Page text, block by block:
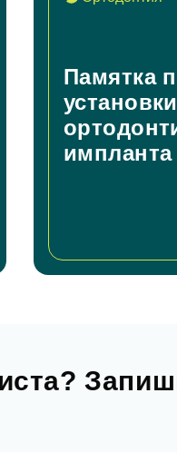
Памятка
установки